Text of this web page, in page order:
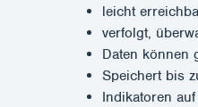
leicht
verfolgt,
Daten können
Speichert bis
Indikatoren